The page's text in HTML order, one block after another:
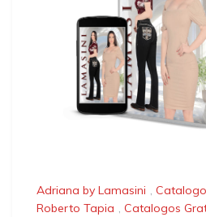
Adriana by Lamasini ,
Roberto Tapia , Catalogos